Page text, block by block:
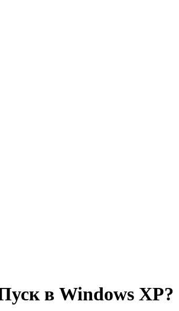
в Windows XP?